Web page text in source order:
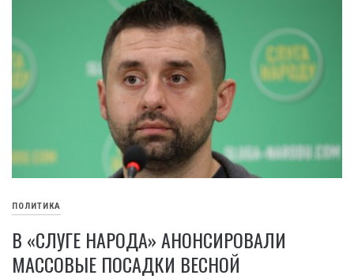
ПОЛИТИКА
В «СЛУГЕ НАРОДА» АНОНСИРОВАЛИ
МАССОВЫЕ ПОСАДКИ ВЕСНОЙ